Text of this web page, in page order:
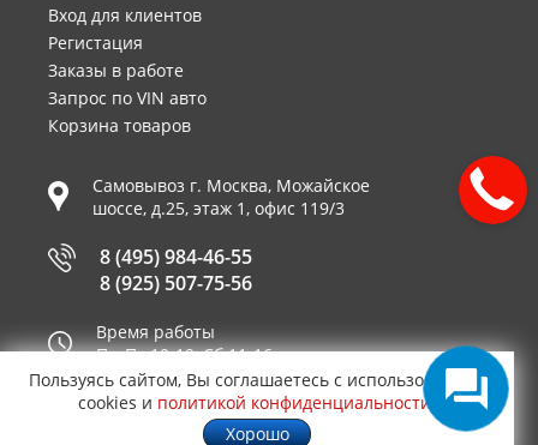
Вход для клиентов
Регистация
Заказы в работе
Запрос по VIN авто
Корзина товаров
Самовывоз г. Москва, Можайское
шоссе, д.25, этаж 1, офис 119/3
8 (495) 984-46-55
8 (925) 507-75-56
Время работы
Пн-Пт 10-19, Сб 11-16
Принимаем к оплате
Пользуясь сайтом, Вы соглашаетесь с использованием
cookies и политикой конфиденциальности
Хорошо